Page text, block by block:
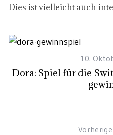
Dies ist vielleicht auch
10.
Dora: Spiel für die